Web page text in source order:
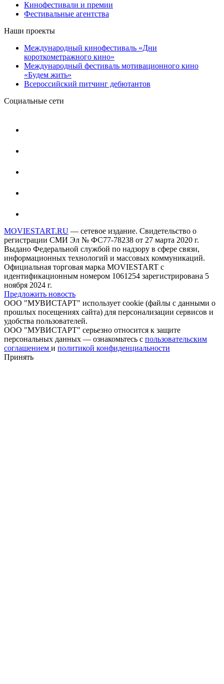
Кинофестивали и премии
Фестивальные агентства
Наши проекты
Международный кинофестиваль «Дни
короткометражного кино»
Международный фестиваль мотивационного кино
«Будем жить»
Всероссийский питчинг дебютантов
Социальные сети
MOVIESTART.RU — сетевое издание. Свидетельство о
регистрации СМИ Эл № ФС77-78238 от 27 марта 2020 г.
Выдано Федеральной службой по надзору в сфере связи,
информационных технологий и массовых коммуникаций.
Официальная торговая марка MOVIESTART с
идентификационным номером 1061254 зарегистрирована 5
ноября 2024 г.
Предложить новость
ООО "МУВИСТАРТ" использует cookie (файлы с данными о
прошлых посещениях сайта) для персонализации сервисов и
удобства пользователей.
ООО "МУВИСТАРТ" серьезно относится к защите
персональных данных — ознакомьтесь с пользовательским
соглашением и политикой конфиденциальности
Принять